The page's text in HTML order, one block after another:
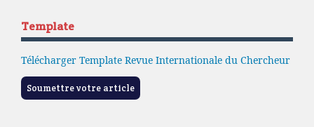
Template
Télécharger Template Revue Internationale du Chercheur
Soumettre votre article